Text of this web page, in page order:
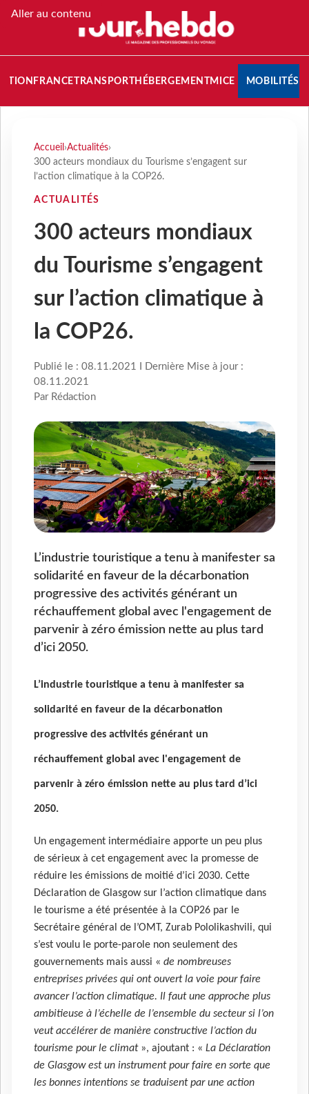
Aller au contenu
FRANCETRANSPORT HÉBERGEMENTMICE MOBILITÉS
Accueil ›Actualités›
300 acteurs mondiaux du Tourisme s’engagent sur
l’action climatique à la COP26.
ACTUALITÉS
300 acteurs mondiaux
du Tourisme s’engagent
sur l’action climatique à
la COP26.
Publié le : 08.11.2021 I Dernière Mise à jour :
08.11.2021
Par Rédaction
L’industrie touristique a tenu à manifester sa
solidarité en faveur de la décarbonation
progressive des activités générant un
réchauffement global avec l'engagement de
parvenir à zéro émission nette au plus tard
d’ici 2050.
L’industrie touristique a tenu à manifester sa
solidarité en faveur de la décarbonation
progressive des activités générant un
réchauffement global avec l'engagement de
parvenir à zéro émission nette au plus tard d’ici
2050.
Un engagement intermédiaire apporte un peu plus
de sérieux à cet engagement avec la promesse de
réduire les émissions de moitié d’ici 2030. Cette
Déclaration de Glasgow sur l’action climatique dans
le tourisme a été présentée à la COP26 par le
Secrétaire général de l’OMT, Zurab Pololikashvili, qui
s’est voulu le porte-parole non seulement des
gouvernements mais aussi « de nombreuses
entreprises privées qui ont ouvert la voie pour faire
avancer l’action climatique. Il faut une approche plus
ambitieuse à l’échelle de l’ensemble du secteur si l’on
veut accélérer de manière constructive l’action du
tourisme pour le climat », ajoutant : « La Déclaration
de Glasgow est un instrument pour faire en sorte que
les bonnes intentions se traduisent par une action